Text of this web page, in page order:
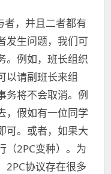
，并且二者都有
发生问题，我们可
。例如，班长组织
以请副班长来组
务将不会取消。例
，假如有一位同学
可。或者，如果大
（2PC变种）。为
2PC协议存在很多